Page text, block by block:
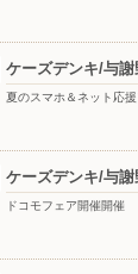
ケーズデンキ/与謝
夏のスマホ＆ネット応
ケーズデンキ/与謝
ドコモフェア開催開催